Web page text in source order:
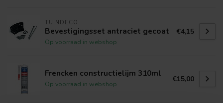
TUINDECO
Bevestigingsset antraciet gecoat
Op voorraad in webshop
€4,15
Frencken constructielijm 310ml
Op voorraad in webshop
€15,00